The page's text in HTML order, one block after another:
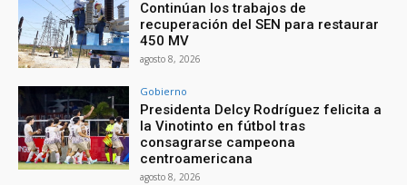
Continúan los trabajos de
recuperación del SEN para restaurar
450 MV
agosto 8, 2026
Gobierno
Presidenta Delcy Rodríguez felicita a
la Vinotinto en fútbol tras
consagrarse campeona
centroamericana
agosto 8, 2026